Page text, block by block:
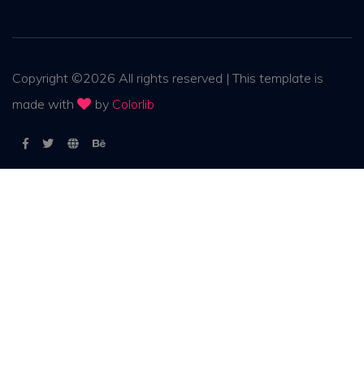
Copyright ©2026 All rights reserved | This template is
made with
by Colorlib